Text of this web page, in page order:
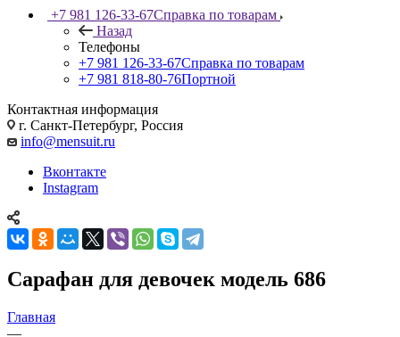
+7 981 126-33-67Справка по товарам
Назад
Телефоны
+7 981 126-33-67Справка по товарам
+7 981 818-80-76Портной
Контактная информация
г. Санкт-Петербург, Россия
info@mensuit.ru
Вконтакте
Instagram
Сарафан для девочек модель 686
Главная
—